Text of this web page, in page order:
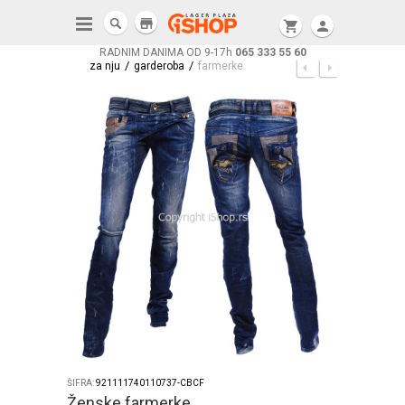
RADNIM DANIMA OD 9-17h 065 333 55 60
shopping_cart person
store
za nju / garderoba / farmerke
ŠIFRA:921111740110737-CBCF